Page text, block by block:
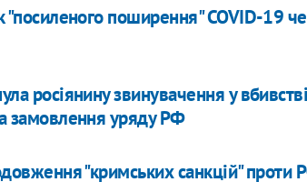
поширення" COVID-19
росіянину звинувачення у
замовлення уряду РФ
"кримських санкцій" проти